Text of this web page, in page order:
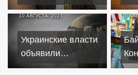
РФ главной
проблемой
контрнаступления
ВСУ
10 АВГУСТА, 2023
Украинские власти
объявили
обязательную
10